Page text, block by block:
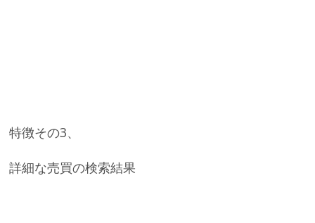
特徴その3、
詳細な売買の検索結果